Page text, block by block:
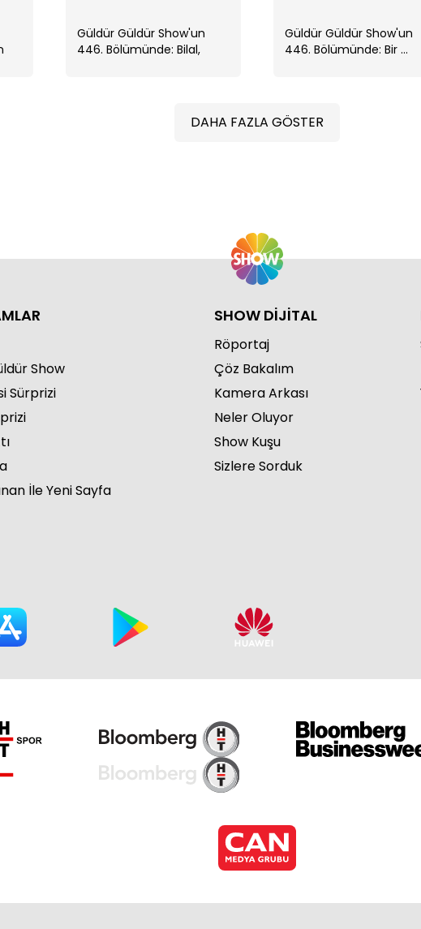
Güldür Güldür Show'un
446. Bölümünde: Bilal,
Güldür Güldür Show'un
446. Bölümünde: Bir ...
DAHA FAZLA GÖSTER
Show
Sürprizi
İle Yeni Sayfa
SHOW DİJİTAL
Röportaj
Çöz Bakalım
Kamera Arkası
Neler Oluyor
Show Kuşu
Sizlere Sorduk